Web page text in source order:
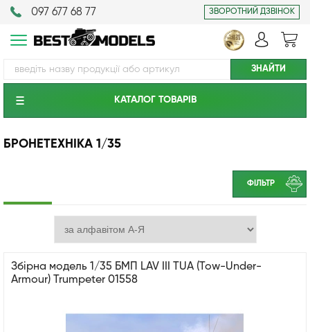
097 677 68 77 ЗВОРОТНИЙ ДЗВІНОК
КАТАЛОГ ТОВАРIВ
БРОНЕТЕХНІКА 1/35
ФІЛЬТР
Збірна модель 1/35 БМП LAV III TUA (Tow-Under-
Armour) Trumpeter 01558